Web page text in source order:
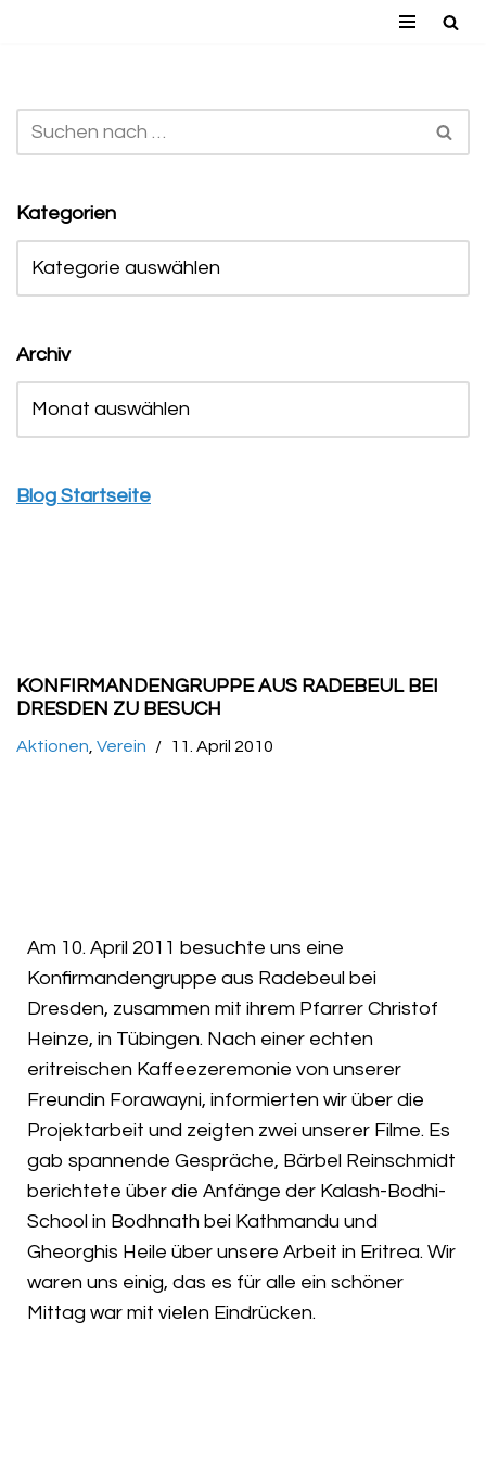
springen
Kategorien
Archiv
Blog Startseite
KONFIRMANDENGRUPPE AUS RADEBEUL BEI
DRESDEN ZU BESUCH
Aktionen Verein 11. April 2010
Am 10. April 2011 besuchte uns eine
Konfirmandengruppe aus Radebeul bei
Dresden, zusammen mit ihrem Pfarrer Christof
Heinze, in Tübingen. Nach einer echten
eritreischen Kaffeezeremonie von unserer
Freundin Forawayni, informierten wir über die
Projektarbeit und zeigten zwei unserer Filme. Es
gab spannende Gespräche, Bärbel Reinschmidt
berichtete über die Anfänge der Kalash-Bodhi-
School in Bodhnath bei Kathmandu und
Gheorghis Heile über unsere Arbeit in Eritrea. Wir
waren uns einig, das es für alle ein schöner
Mittag war mit vielen Eindrücken.